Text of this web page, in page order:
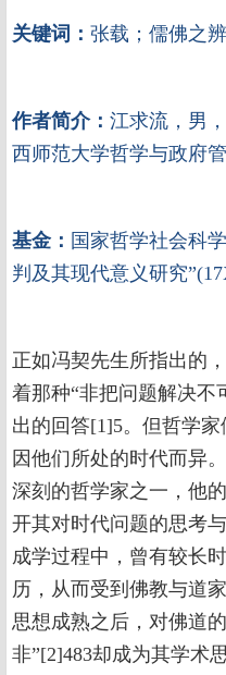
关键词： 张载；儒佛之
作者简介： 江求流，男
西师范大学哲学与政府
基金： 国家哲学社会科
判及其现代意义研究
正如冯契先生所指出的
着那种“非把问题解决不
出的回答[1]5。但哲学
因他们所处的时代而异
深刻的哲学家之一，他
开其对时代问题的思考
成学过程中，曾有较长
历，从而受到佛教与道
思想成熟之后，对佛道
非”[2]483却成为其学术